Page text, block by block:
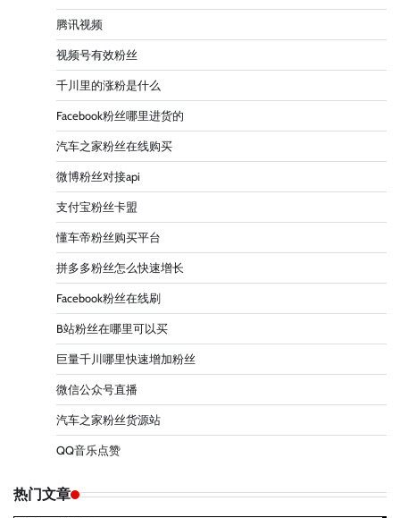
腾讯视频
视频号有效粉丝
千川里的涨粉是什么
Facebook粉丝哪里进货的
汽车之家粉丝在线购买
微博粉丝对接api
支付宝粉丝卡盟
懂车帝粉丝购买平台
拼多多粉丝怎么快速增长
Facebook粉丝在线刷
B站粉丝在哪里可以买
巨量千川哪里快速增加粉丝
微信公众号直播
汽车之家粉丝货源站
QQ音乐点赞
热门文章